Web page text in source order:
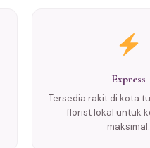
Express
Tersedia rakit di kota
florist lokal untuk
maksimal.